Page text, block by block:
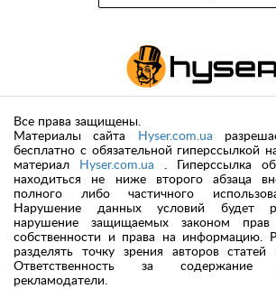
Все права защищены.
Материалы сайта
Hyser.com.ua
бесплатно с обязательной гиперссылкой
материал
Hyser.com.ua . Гиперссылка
находиться не ниже второго абзаца
полного либо частичного
Нарушение данных условий будет
нарушение защищаемых законом прав
собственности и права на информацию.
разделять точку зрения авторов
Ответственность за содержание
рекламодатели.